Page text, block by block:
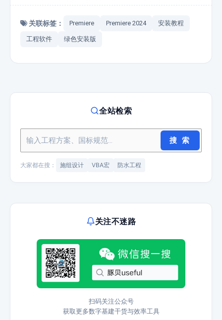
关联标签： Premiere Premiere 2024 安装教程
工程软件 绿色安装版
全站检索
搜 索
大家都在搜： 施组设计 VBA宏 防水工程
关注不迷路
扫码关注公众号
获取更多数字基建干货与效率工具